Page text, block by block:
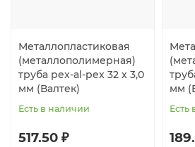
Металлопластиковая
(металлополимерная)
труба pex-al-pex 32 х 3,0
мм (Валтек)
Есть в наличии
517.50 ₽
мм
Есть